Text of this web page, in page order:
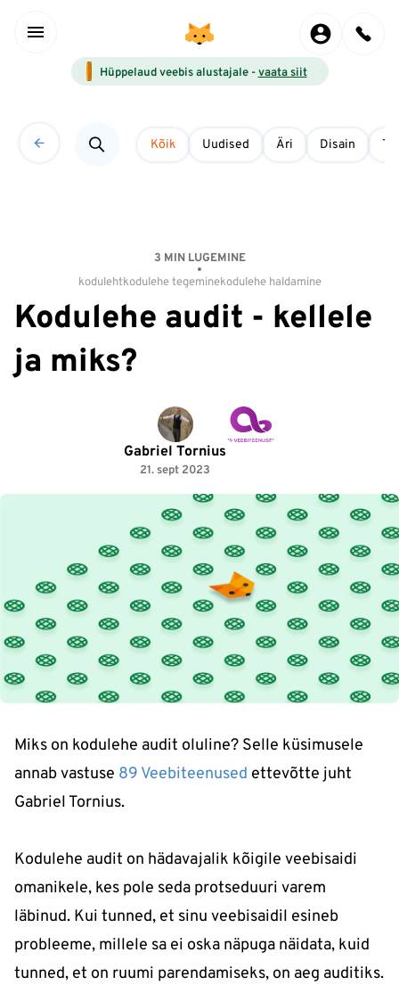
Hüppelaud veebis alustajale -vaata siit
Kõik Uudised Äri Disain
3 MIN LUGEMINE
kodulehtkodulehe tegeminekodulehe haldamine
Kodulehe audit - kellele
ja miks?
Gabriel Tornius
21. sept 2023
Miks on kodulehe audit oluline? Selle küsimusele
annab vastuse 89 Veebiteenused ettevõtte juht
Gabriel Tornius.
Kodulehe audit on hädavajalik kõigile veebisaidi
omanikele, kes pole seda protseduuri varem
läbinud. Kui tunned, et sinu veebisaidil esineb
probleeme, millele sa ei oska näpuga näidata, kuid
tunned, et on ruumi parendamiseks, on aeg auditiks.